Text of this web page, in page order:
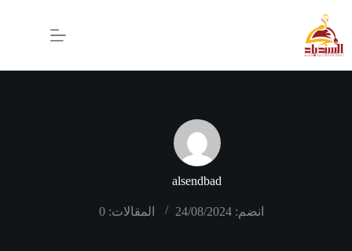
alsendbad
انضم: 24/08/2024 المقالات: 0